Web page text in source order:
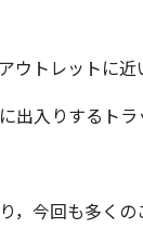
ウトレットに近
出入りするト
，今回も多くの